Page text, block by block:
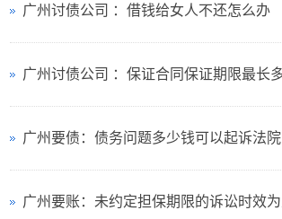
广州讨债公司 ：借钱给女人不还怎么办
广州要债：债务问题多少钱可以起诉法院